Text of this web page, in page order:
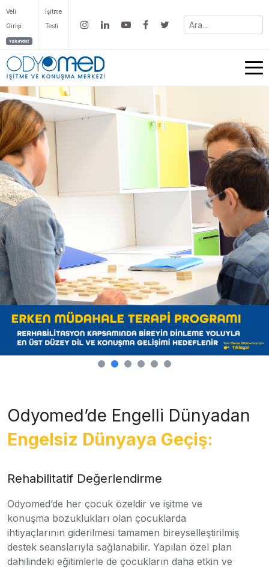
Veli
Girişi
Yakında!
İşitme
Testi
Odyomed’de Engelli Dünyadan
Engelsiz Dünyaya Geçiş:
Rehabilitatif Değerlendirme
Odyomed’de her çocuk özeldir ve işitme ve
konuşma bozuklukları olan çocuklarda
ihtiyaçlarının giderilmesi tamamen bireyselleştirilmiş
destek seanslarıyla sağlanabilir. Yapılan özel plan
dahilindeki eğitimlerle de çocukların daha etkin ve